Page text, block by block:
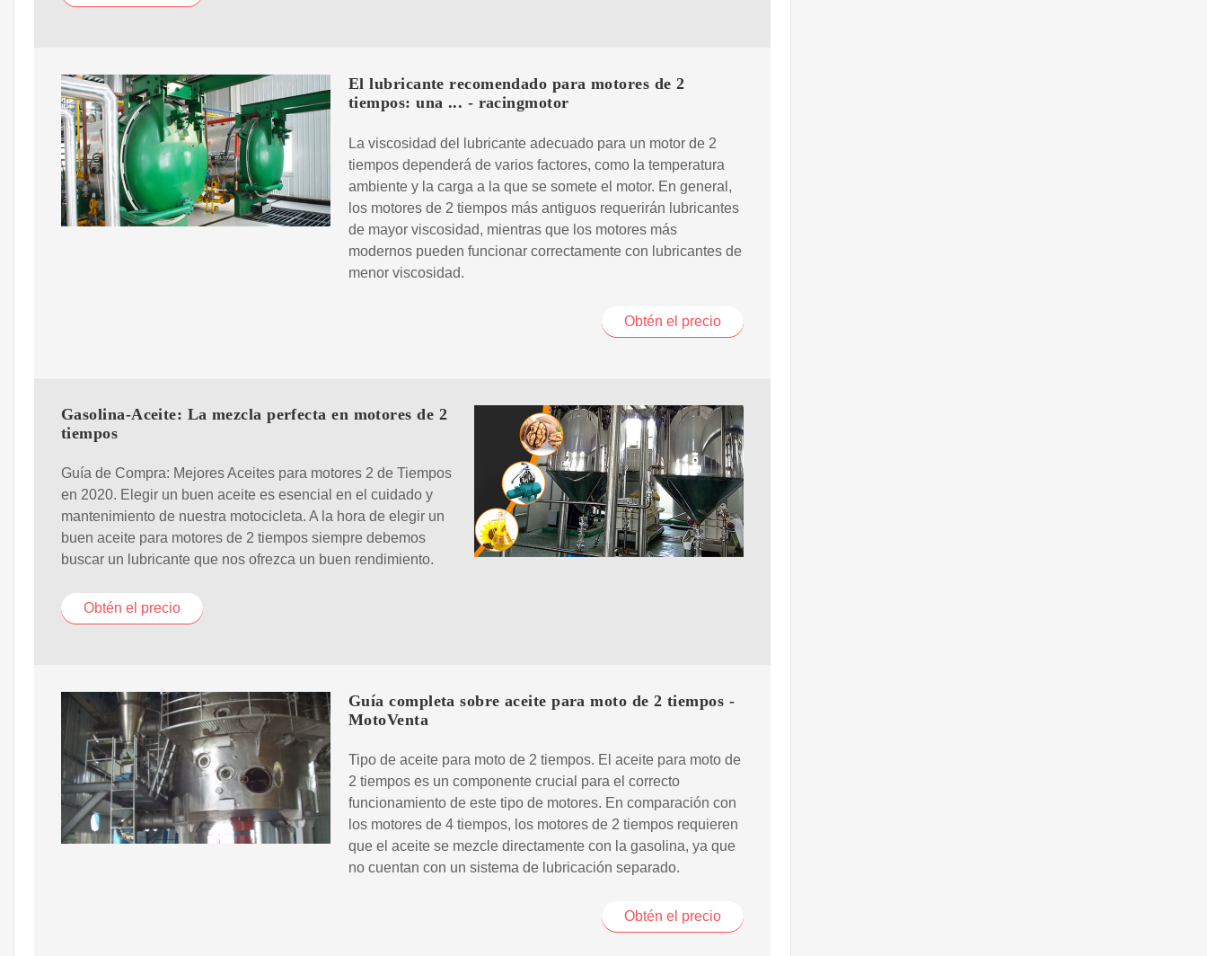
El lubricante recomendado para motores de 2
tiempos: una ... - racingmotor
La viscosidad del lubricante adecuado para un motor de 2
tiempos dependerá de varios factores, como la temperatura
ambiente y la carga a la que se somete el motor. En general,
los motores de 2 tiempos más antiguos requerirán lubricantes
de mayor viscosidad, mientras que los motores más
modernos pueden funcionar correctamente con lubricantes de
menor viscosidad.
Obtén el precio
Gasolina-Aceite: La mezcla perfecta en motores de 2
tiempos
Guía de Compra: Mejores Aceites para motores 2 de Tiempos
en 2020. Elegir un buen aceite es esencial en el cuidado y
mantenimiento de nuestra motocicleta. A la hora de elegir un
buen aceite para motores de 2 tiempos siempre debemos
buscar un lubricante que nos ofrezca un buen rendimiento.
Obtén el precio
Guía completa sobre aceite para moto de 2 tiempos -
MotoVenta
Tipo de aceite para moto de 2 tiempos. El aceite para moto de
2 tiempos es un componente crucial para el correcto
funcionamiento de este tipo de motores. En comparación con
los motores de 4 tiempos, los motores de 2 tiempos requieren
que el aceite se mezcle directamente con la gasolina, ya que
no cuentan con un sistema de lubricación separado.
Obtén el precio